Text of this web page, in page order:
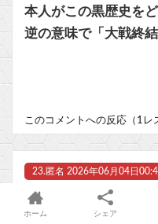
本人がこの黒歴史を
逆の意味で「大戦終
このコメントへの反応（1レ
23. 匿名 2026年06月04日
あんだけネガキャン
ゃいけないの大変やな
ホーム シェア